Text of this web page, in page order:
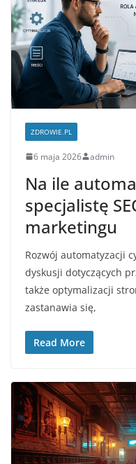
ZDROWIE.PL
6 maja 2026 admin
Na ile
specjalistę
marketingu
Rozwój automatyzacji
dyskusji dotyczących
także optymalizacji
zastanawia się,
Read More